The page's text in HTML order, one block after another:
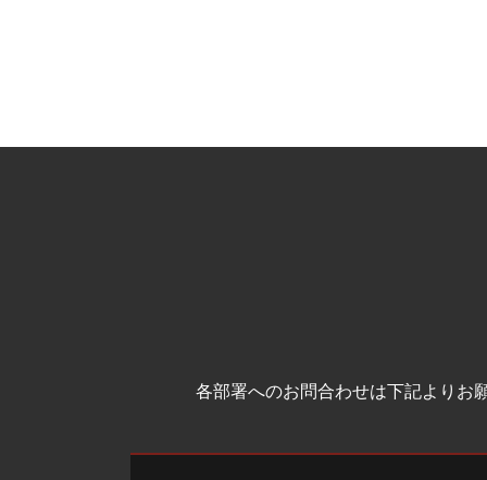
各部署へのお問合わせは下記よりお